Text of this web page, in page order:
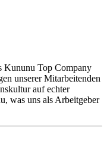
Kununu Top Company
unserer Mitarbeitenden
auf echter
was uns als Arbeitgeber